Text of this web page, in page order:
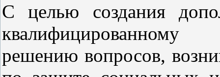
С целью создания
решению вопросов,